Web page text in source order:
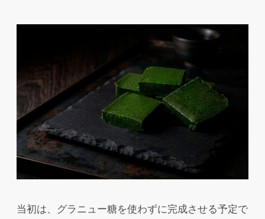
当初は、グラニュー糖を使わずに完成させる予定で